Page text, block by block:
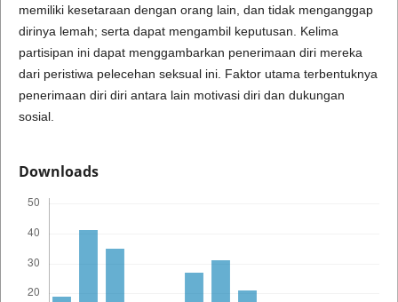
memiliki kesetaraan dengan orang lain, dan tidak menganggap
dirinya lemah; serta dapat mengambil keputusan. Kelima
partisipan ini dapat menggambarkan penerimaan diri mereka
dari peristiwa pelecehan seksual ini. Faktor utama terbentuknya
penerimaan diri diri antara lain motivasi diri dan dukungan
sosial.
Downloads